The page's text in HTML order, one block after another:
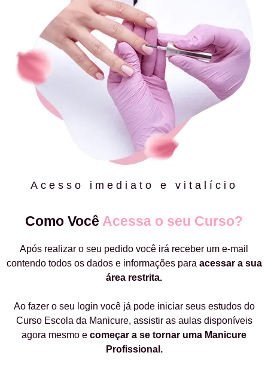
Acesso imediato e vitalício
Como Você Acessa o seu Curso?
Após realizar o seu pedido você irá receber um e-mail
contendo todos os dados e informações para acessar a sua
área restrita.
Ao fazer o seu login você já pode iniciar seus estudos do
Curso Escola da Manicure, assistir as aulas disponíveis
agora mesmo e começar a se tornar uma Manicure
Profissional.